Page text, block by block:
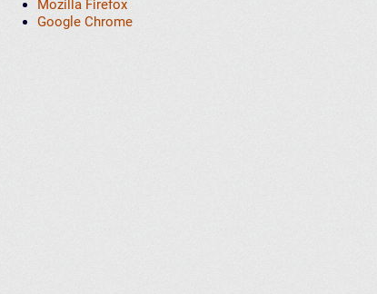
Mozilla Firefox
Google Chrome